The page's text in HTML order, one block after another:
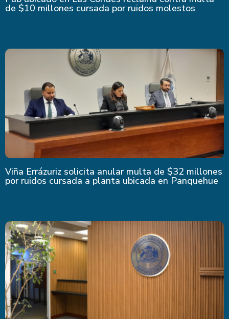
de $10 millones cursada por ruidos molestos
Viña Errázuriz solicita anular multa de $32 millones
por ruidos cursada a planta ubicada en Panquehue